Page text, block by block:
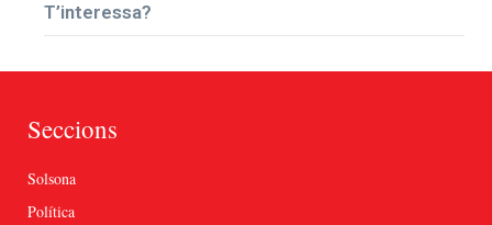
T’interessa?
Seccions
Solsona
Política